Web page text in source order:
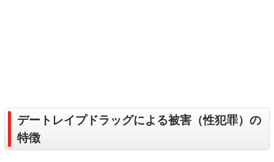
デートレイプドラッグによる被害（性犯罪）の
特徴